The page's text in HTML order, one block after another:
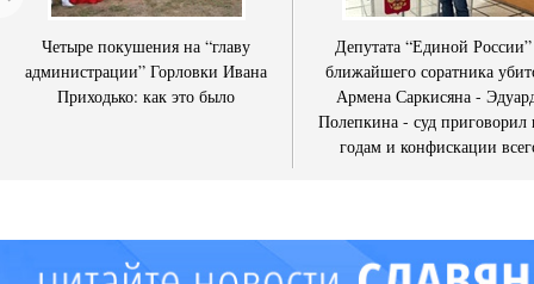
Четыре покушения на “главу
администрации” Горловки Ивана
Приходько: как это было
Депутата “Единой
ближайшего соратника
Армена Саркисяна -
Полепкина - суд приговорил
годам и конфискации